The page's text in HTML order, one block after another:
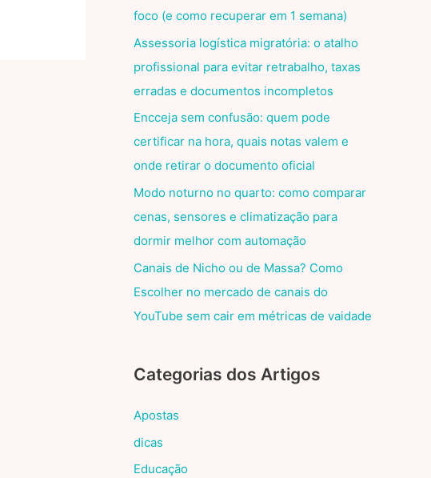
foco (e como recuperar em 1 semana)
Assessoria logística migratória: o atalho
profissional para evitar retrabalho, taxas
erradas e documentos incompletos
Encceja sem confusão: quem pode
certificar na hora, quais notas valem e
onde retirar o documento oficial
Modo noturno no quarto: como comparar
cenas, sensores e climatização para
dormir melhor com automação
Canais de Nicho ou de Massa? Como
Escolher no mercado de canais do
YouTube sem cair em métricas de vaidade
Categorias dos Artigos
Apostas
dicas
Educação